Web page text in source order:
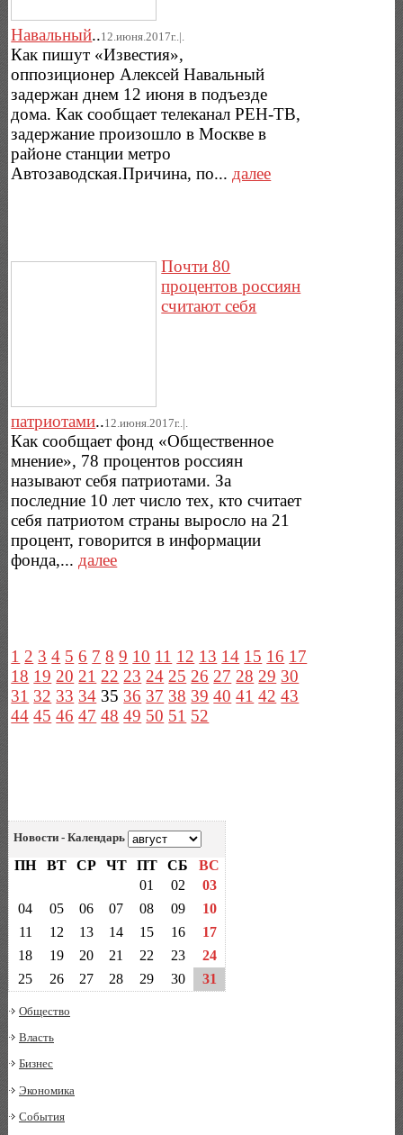
Навальный..12.июня.2017г..|.
Как пишут «Известия»,
оппозиционер Алексей Навальный
задержан днем 12 июня в подъезде
дома. Как сообщает телеканал РЕН-ТВ,
задержание произошло в Москве в
районе станции метро
Автозаводская.Причина, по... далее
Почти 80
процентов россиян
считают себя
патриотами..12.июня.2017г..|.
Как сообщает фонд «Общественное
мнение», 78 процентов россиян
называют себя патриотами. За
последние 10 лет число тех, кто считает
себя патриотом страны выросло на 21
процент, говорится в информации
фонда,...далее
1 2 3 4 5 6 7 8 9 10 11 12 13 14 15 16 17
18 19 20 21 22 23 24 25 26 27 28 29 30
31 32 33 34 35 36 37 38 39 40 41 42 43
44 45 46 47 48 49 50 51 52
Новости - Календарь
ПН ВТ СР ЧТ ПТ СБ
ВС
01
02
03
04
05 06 07 08 09
10
11
12 13 14 15 16
17
18
19 20 21 22 23
24
25
26 27 28 29 30 31
Общество
Власть
Бизнес
Экономика
События